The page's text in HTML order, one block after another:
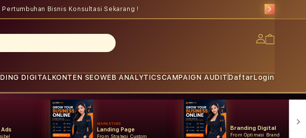
Bisnis Konsultasi Sekarang !
Log
DIGITALKONTEN SEOWEB ANALYTICSCAMPAIGN AUDIT DaftarLogin
MARKETING
Landing Page
From Strategi Custom
Branding Digital
From Optimasi Brand